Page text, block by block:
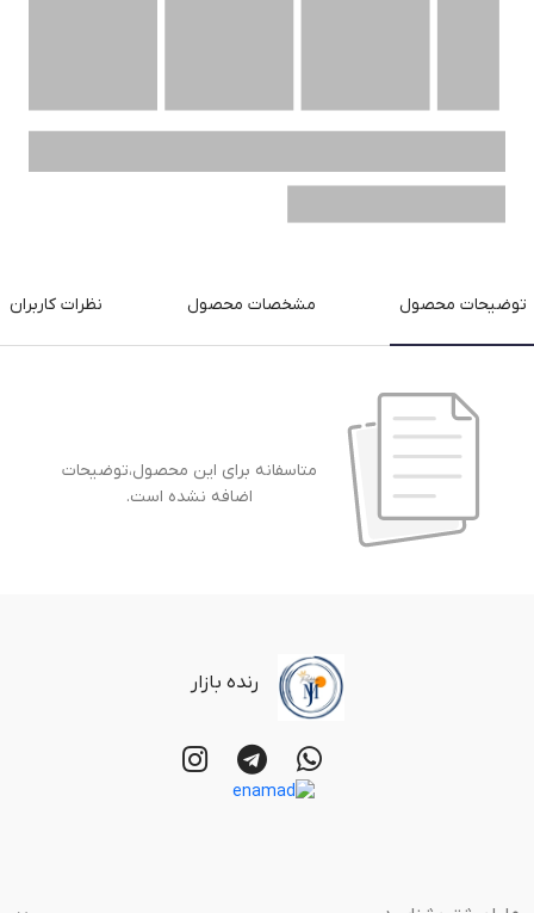
توضیحات محصول مشخصات محصول نظرات کاربران
متاسفانه برای این محصول،توضیحات
اضافه نشده است.
رنده بازار